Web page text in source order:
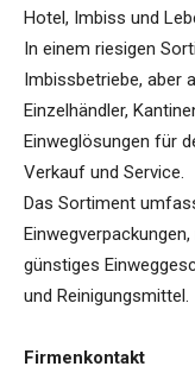
Hotel, Imbiss und
In einem riesigen
Imbissbetriebe, aber
Einzelhändler,
Einweglösungen für
Verkauf und Service.
Das Sortiment
günstiges
und Reinigungsmittel.
Firmenkontakt